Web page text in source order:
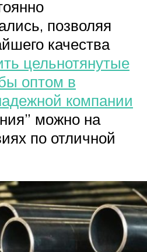
позволяя
качества
цельнотянутые
оптом в
компании
можно на
по отличной